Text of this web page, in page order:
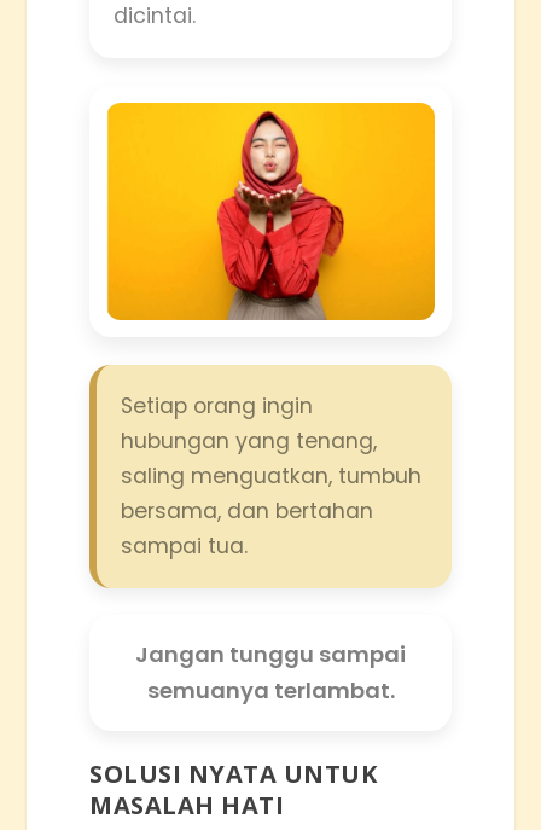
dicintai.
Setiap orang ingin
hubungan yang tenang,
saling menguatkan, tumbuh
bersama, dan bertahan
sampai tua.
Jangan tunggu sampai
semuanya terlambat.
SOLUSI NYATA UNTUK
MASALAH HATI